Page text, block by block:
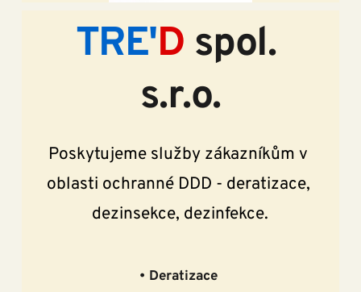
TRE'D spol.
s.r.o.
Poskytujeme služby zákazníkům v
oblasti ochranné DDD - deratizace,
dezinsekce, dezinfekce.
Deratizace